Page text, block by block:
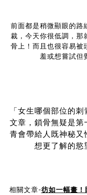
前面都是稍微顯眼的路
裁，今天你很低調，那
骨上！而且也很容易被
羞或想嘗試但
「女生哪個部位的
文章，鎖骨無疑是第
青會帶給人既神秘
想更了解的慾
相關文章-彷如一幅畫